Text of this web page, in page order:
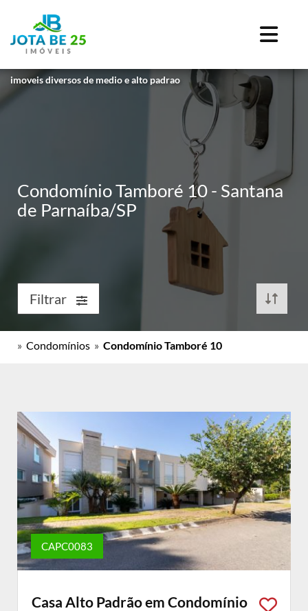
imoveis diversos de medio e alto padrao
Condomínio Tamboré 10 - Santana
de Parnaíba/SP
Filtrar
» Condomínios » Condomínio Tamboré 10
CAPC0083
Casa Alto Padrão em Condomínio